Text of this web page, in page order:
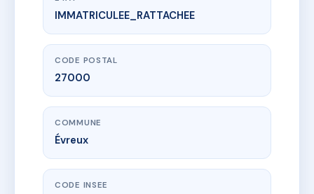
www.vme.plus/AC6475032
BELLE HELENE
39B r victor hugo
IMMATRICULEE_RATTACHEE
CODE POSTAL
27000
COMMUNE
Évreux
CODE INSEE